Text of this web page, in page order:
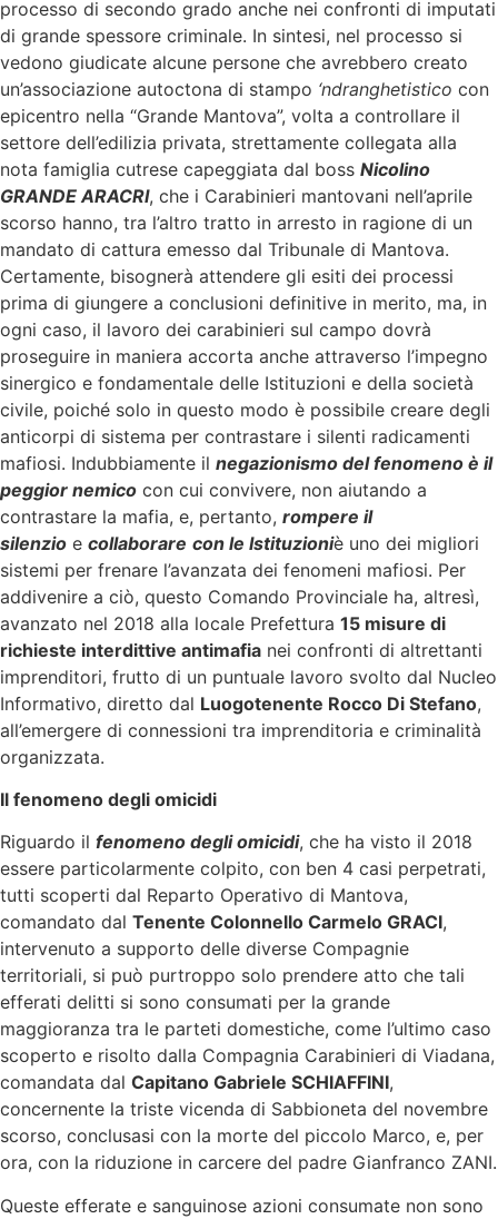
processo di secondo grado anche nei confronti di imputati
di grande spessore criminale. In sintesi, nel processo si
vedono giudicate alcune persone che avrebbero creato
un’associazione autoctona di stampo ‘ndranghetistico con
epicentro nella “Grande Mantova”, volta a controllare il
settore dell’edilizia privata, strettamente collegata alla
nota famiglia cutrese capeggiata dal boss Nicolino
GRANDE ARACRI, che i Carabinieri mantovani nell’aprile
scorso hanno, tra l’altro tratto in arresto in ragione di un
mandato di cattura emesso dal Tribunale di Mantova.
Certamente, bisognerà attendere gli esiti dei processi
prima di giungere a conclusioni definitive in merito, ma, in
ogni caso, il lavoro dei carabinieri sul campo dovrà
proseguire in maniera accorta anche attraverso l’impegno
sinergico e fondamentale delle Istituzioni e della società
civile, poiché solo in questo modo è possibile creare degli
anticorpi di sistema per contrastare i silenti radicamenti
mafiosi. Indubbiamente il negazionismo del fenomeno è il
peggior nemico con cui convivere, non aiutando a
contrastare la mafia, e, pertanto, rompere il
silenzio e collaborare con le Istituzioniè uno dei migliori
sistemi per frenare l’avanzata dei fenomeni mafiosi. Per
addivenire a ciò, questo Comando Provinciale ha, altresì,
avanzato nel 2018 alla locale Prefettura 15 misure di
richieste interdittive antimafia nei confronti di altrettanti
imprenditori, frutto di un puntuale lavoro svolto dal Nucleo
Informativo, diretto dal Luogotenente Rocco Di Stefano,
all’emergere di connessioni tra imprenditoria e criminalità
organizzata.
Il fenomeno degli omicidi
Riguardo il fenomeno degli omicidi, che ha visto il 2018
essere particolarmente colpito, con ben 4 casi perpetrati,
tutti scoperti dal Reparto Operativo di Mantova,
comandato dal Tenente Colonnello Carmelo GRACI,
intervenuto a supporto delle diverse Compagnie
territoriali, si può purtroppo solo prendere atto che tali
efferati delitti si sono consumati per la grande
maggioranza tra le parteti domestiche, come l’ultimo caso
scoperto e risolto dalla Compagnia Carabinieri di Viadana,
comandata dal Capitano Gabriele SCHIAFFINI,
concernente la triste vicenda di Sabbioneta del novembre
scorso, conclusasi con la morte del piccolo Marco, e, per
ora, con la riduzione in carcere del padre Gianfranco ZANI.
Queste efferate e sanguinose azioni consumate non sono